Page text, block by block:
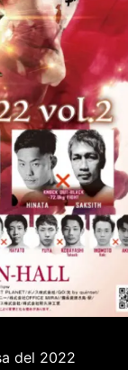
del 2022